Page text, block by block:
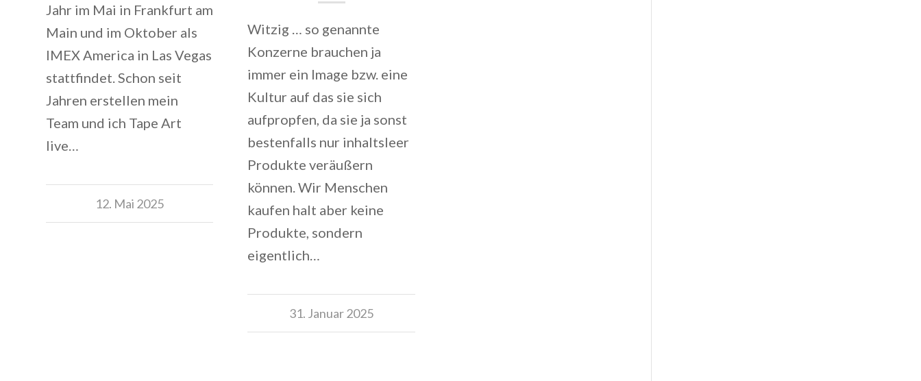
Jahr im Mai in Frankfurt am
Main und im Oktober als
IMEX America in Las Vegas
stattfindet. Schon seit
Jahren erstellen mein
Team und ich Tape Art
live…
12. Mai 2025
Witzig … so genannte
Konzerne brauchen ja
immer ein Image bzw. eine
Kultur auf das sie sich
aufpropfen, da sie ja sonst
bestenfalls nur inhaltsleer
Produkte veräußern
können. Wir Menschen
kaufen halt aber keine
Produkte, sondern
eigentlich…
31. Januar 2025